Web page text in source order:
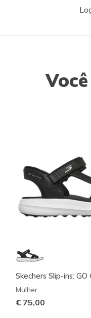
Skechers Slip-ins: GO
Mulher
€ 75,00